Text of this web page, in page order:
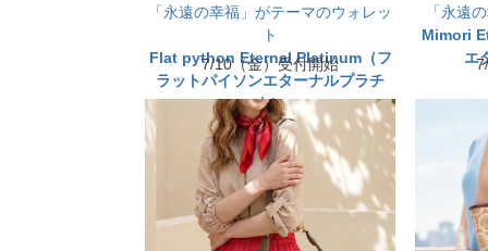
「永遠の幸福」がテーマのウォレッ
ト
Flat python Eternal Platinum（フ
ラットパイソンエターナルプラチ
ナ）
「永遠
Mimori
エ
7/10（金）受付開始